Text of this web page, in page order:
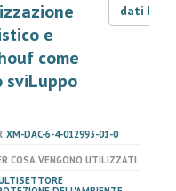
e
come
sviLuppo
dati LOD
XM-DAC-6-4-012993-01-0
COSA VENGONO UTILIZZATI